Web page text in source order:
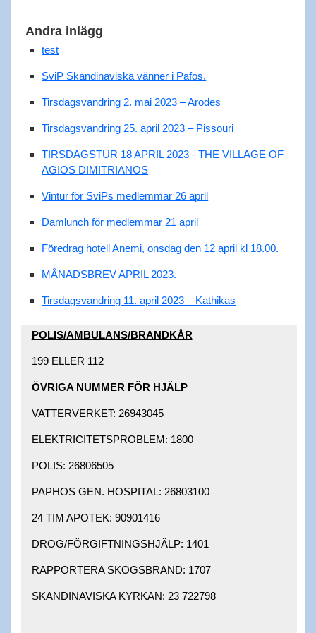
Andra inlägg
test
SviP Skandinaviska vänner i Pafos.
Tirsdagsvandring 2. mai 2023 – Arodes
Tirsdagsvandring 25. april 2023 – Pissouri
TIRSDAGSTUR 18 APRIL 2023 - THE VILLAGE OF
AGIOS DIMITRIANOS
Vintur för SviPs medlemmar 26 april
Damlunch för medlemmar 21 april
Föredrag hotell Anemi, onsdag den 12 april kl 18.00.
MÅNADSBREV APRIL 2023.
Tirsdagsvandring 11. april 2023 – Kathikas
POLIS/AMBULANS/BRANDKÅR​
199 ELLER 112​
ÖVRIGA NUMMER FÖR HJÄLP​
VATTERVERKET: 26943045 ​
ELEKTRICITETSPROBLEM: 1800 ​
POLIS: 26806505 ​
PAPHOS GEN. HOSPITAL: 26803100 ​
24 TIM APOTEK: 90901416 ​
DROG/FÖRGIFTNINGSHJÄLP: 1401 ​
RAPPORTERA SKOGSBRAND: 1707 ​
SKANDINAVISKA KYRKAN: 23 722798 ​